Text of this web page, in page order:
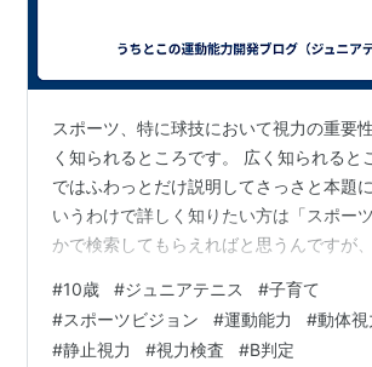
スポーツ、特に球技において視力の重要
く知られるところです。 広く知られると
ではふわっとだけ説明してさっさと本題
いうわけで詳しく知りたい方は「スポー
かで検索してもらえればと思うんですが
ますよということですね。 実は目が大事
イチロー選手の動体視力。 すごいらしい
が作った何かの検査ですごい点数が出た
#10歳 #ジュニアテニス #子育て
#スポーツビジョン #運動能力 #動体視
#静止視力 #視力検査 #B判定